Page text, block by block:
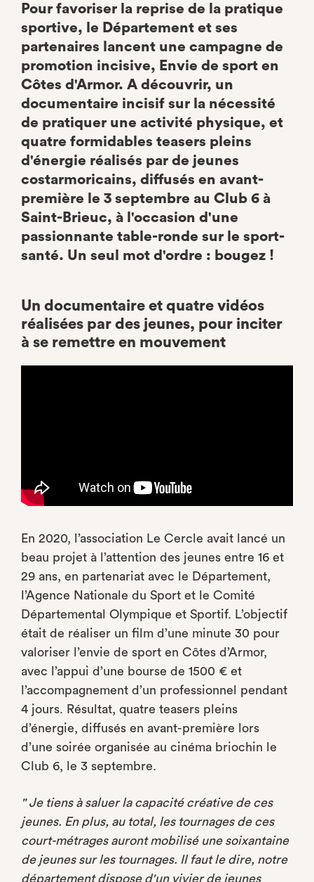
Pour favoriser la reprise de la pratique
sportive, le Département et ses
partenaires lancent une campagne de
promotion incisive, Envie de sport en
Côtes d'Armor. A découvrir, un
documentaire incisif sur la nécessité
de pratiquer une activité physique, et
quatre formidables teasers pleins
d'énergie réalisés par de jeunes
costarmoricains, diffusés en avant-
première le 3 septembre au Club 6 à
Saint-Brieuc, à l'occasion d'une
passionnante table-ronde sur le sport-
santé. Un seul mot d'ordre : bougez !
Un documentaire et quatre vidéos
réalisées par des jeunes, pour inciter
à se remettre en mouvement
En 2020, l’association Le Cercle avait lancé un
beau projet à l’attention des jeunes entre 16 et
29 ans, en partenariat avec le Département,
l’Agence Nationale du Sport et le Comité
Départemental Olympique et Sportif. L’objectif
était de réaliser un film d’une minute 30 pour
valoriser l’envie de sport en Côtes d’Armor,
avec l’appui d’une bourse de 1500 € et
l’accompagnement d’un professionnel pendant
4 jours. Résultat, quatre teasers pleins
d’énergie, diffusés en avant-première lors
d’une soirée organisée au cinéma briochin le
Club 6, le 3 septembre.
" Je tiens à saluer la capacité créative de ces
jeunes. En plus, au total, les tournages de ces
court-métrages auront mobilisé une soixantaine
de jeunes sur les tournages. Il faut le dire, notre
département dispose d'un vivier de jeunes